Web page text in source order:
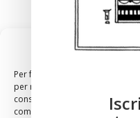
Gestisci
Per fornire le migliori
per memorizzare e/o accedere
consenso a queste tecnologie
comportamento di navigazione